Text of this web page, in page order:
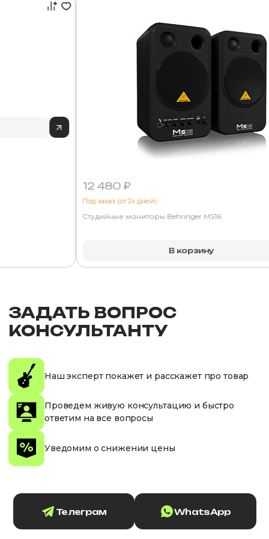
12 480 ₽
Под заказ (от 2х дней)
Студийные мониторы Behringer MS16
В корзину
ЗАДАТЬ ВОПРОС
КОНСУЛЬТАНТУ
Наш эксперт покажет и расскажет про товар
Проведем живую консультацию и быстро
ответим на все вопросы
Уведомим о снижении цены
Телеграм WhatsApp